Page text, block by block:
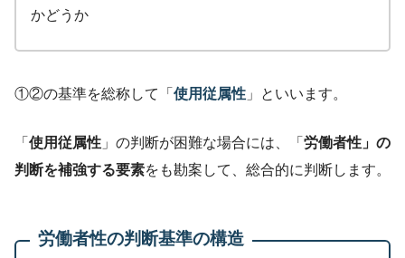
かどうか
①②の基準を総称して「 使用従属性 」といいます。
「 使用従属性 」の判断が困難な場合には、「 労働者性」の
判断を補強する要素をも勘案して、総合的に判断します。
労働者性の判断基準の構造